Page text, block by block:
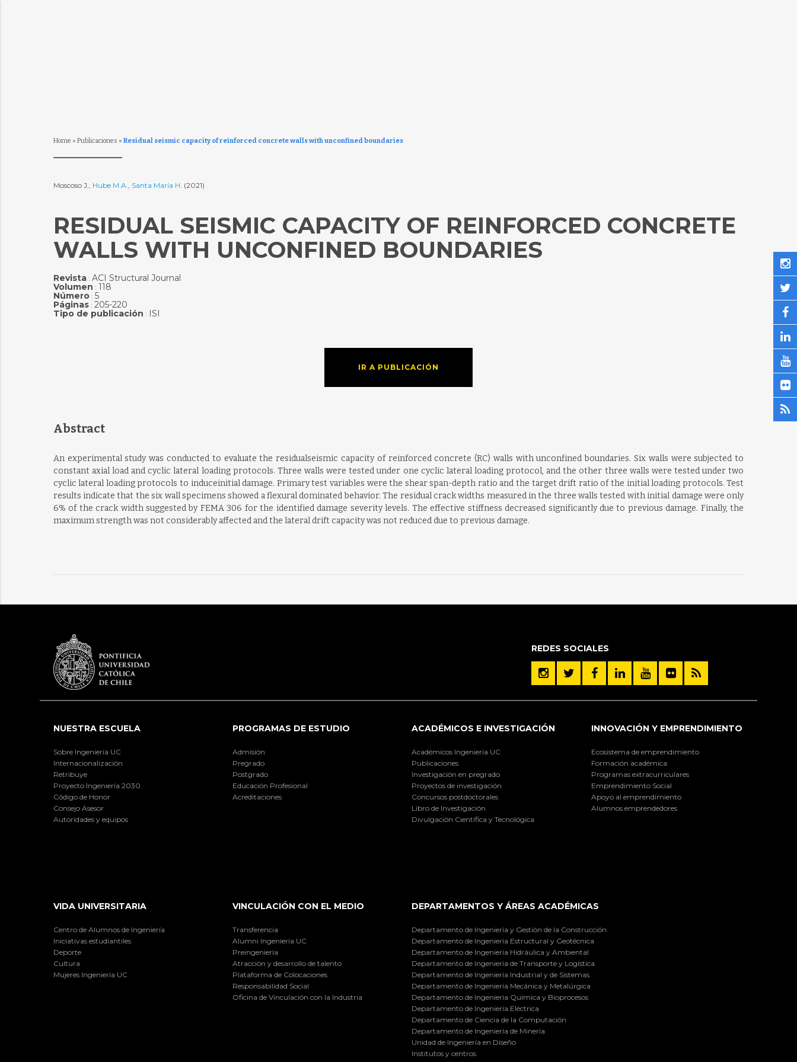
Home » Publicaciones » Residual seismic capacity of reinforced concrete walls with unconfined boundaries
Moscoso J., Hube M.A., Santa María H. (2021)
RESIDUAL SEISMIC CAPACITY OF REINFORCED CONCRETE
WALLS WITH UNCONFINED BOUNDARIES
Revista: ACI Structural Journal
Volumen : 118
Número: 5
Páginas: 205-220
Tipo de publicación : ISI
IR A PUBLICACIÓN
Abstract
An experimental study was conducted to evaluate the residualseismic capacity of reinforced concrete (RC) walls with unconfined boundaries. Six walls were subjected to
constant axial load and cyclic lateral loading protocols. Three walls were tested under one cyclic lateral loading protocol, and the other three walls were tested under two
cyclic lateral loading protocols to induceinitial damage. Primary test variables were the shear span-depth ratio and the target drift ratio of the initial loading protocols. Test
results indicate that the six wall specimens showed a flexural dominated behavior. The residual crack widths measured in the three walls tested with initial damage were only
6% of the crack width suggested by FEMA 306 for the identified damage severity levels. The effective stiffness decreased significantly due to previous damage. Finally, the
maximum strength was not considerably affected and the lateral drift capacity was not reduced due to previous damage.
REDES SOCIALES
NUESTRA ESCUELA
Sobre Ingeniería UC
Internacionalización
Retribuye
Proyecto Ingeniería 2030
Código de Honor
Consejo Asesor
Autoridades y equipos
PROGRAMAS DE ESTUDIO
Admisión
Pregrado
Postgrado
Educación Profesional
Acreditaciones
ACADÉMICOS E INVESTIGACIÓN
Académicos Ingeniería UC
Publicaciones
Investigación en pregrado
Proyectos de investigación
Concursos postdoctorales
Libro de Investigación
Divulgación Científica y Tecnológica
INNOVACIÓN Y EMPRENDIMIENTO
Ecosistema de emprendimiento
Formación académica
Programas extracurriculares
Emprendimiento Social
Apoyo al emprendimiento
Alumnos emprendedores
VIDA UNIVERSITARIA
Centro de Alumnos de Ingeniería
Iniciativas estudiantiles
Deporte
Cultura
Mujeres Ingeniería UC
VINCULACIÓN CON EL MEDIO
Transferencia
Alumni Ingeniería UC
Preingeniería
Atracción y desarrollo de talento
Plataforma de Colocaciones
Responsabilidad Social
Oficina de Vinculación con la Industria
DEPARTAMENTOS Y ÁREAS ACADÉMICAS
Departamento de Ingeniería y Gestión de la Construcción
Departamento de Ingeniería Estructural y Geotécnica
Departamento de Ingeniería Hidráulica y Ambiental
Departamento de Ingeniería de Transporte y Logística
Departamento de Ingeniería Industrial y de Sistemas
Departamento de Ingeniería Mecánica y Metalúrgica
Departamento de Ingeniería Química y Bioprocesos
Departamento de Ingeniería Eléctrica
Departamento de Ciencia de la Computación
Departamento de Ingeniería de Minería
Unidad de Ingeniería en Diseño
Institutos y centros